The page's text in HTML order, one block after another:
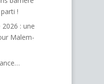
!
: une
Malem-